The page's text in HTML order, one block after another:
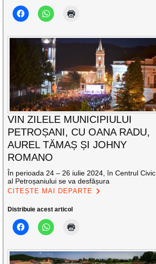
VIN ZILELE MUNICIPIULUI
PETROȘANI, CU OANA RADU,
AUREL TĂMAȘ ȘI JOHNY
ROMANO
În perioada 24 – 26 iulie 2024, în Centrul Civic
al Petroșaniului se va desfășura
CITEȘTE MAI DEPARTE
Distribuie acest articol